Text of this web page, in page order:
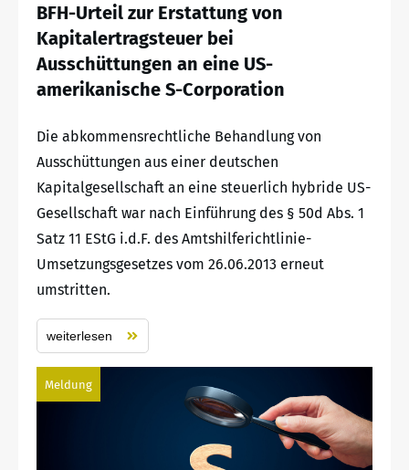
BFH-Urteil zur Erstattung von
Kapitalertragsteuer bei
Ausschüttungen an eine US-
amerikanische S-Corporation
Die abkommensrechtliche Behandlung von
Ausschüttungen aus einer deutschen
Kapitalgesellschaft an eine steuerlich hybride US-
Gesellschaft war nach Einführung des § 50d Abs. 1
Satz 11 EStG i.d.F. des Amtshilferichtlinie-
Umsetzungsgesetzes vom 26.06.2013 erneut
umstritten.
weiterlesen
Meldung